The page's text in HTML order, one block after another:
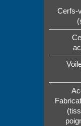
Cerfs-